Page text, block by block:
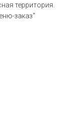
территория.
заказ"